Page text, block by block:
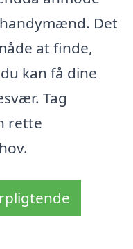
Det
at finde,
kan få dine
Tag
rette